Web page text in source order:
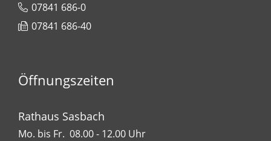
07841 686-0
07841 686-40
Öffnungszeiten
Rathaus Sasbach
Mo. bis Fr. 08.00 - 12.00 Uhr